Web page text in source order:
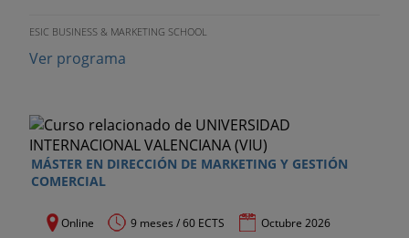
ESIC BUSINESS & MARKETING SCHOOL
Ver programa
MÁSTER EN DIRECCIÓN DE MARKETING Y GESTIÓN
COMERCIAL
Online 9 meses / 60 ECTS Octubre 2026